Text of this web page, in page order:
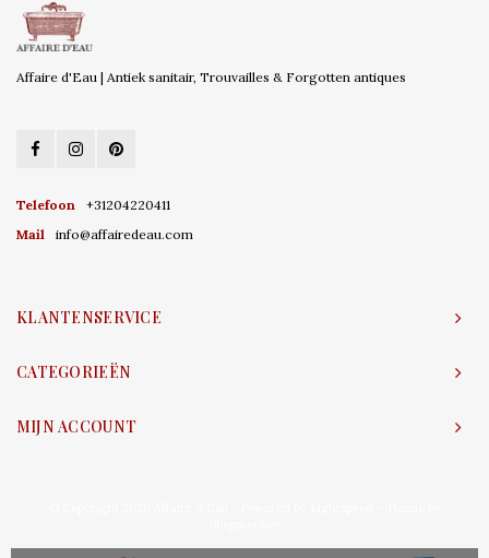
Affaire d'Eau | Antiek sanitair, Trouvailles & Forgotten antiques
Telefoon
+31204220411
Mail
info@affairedeau.com
KLANTENSERVICE
CATEGORIEËN
MIJN ACCOUNT